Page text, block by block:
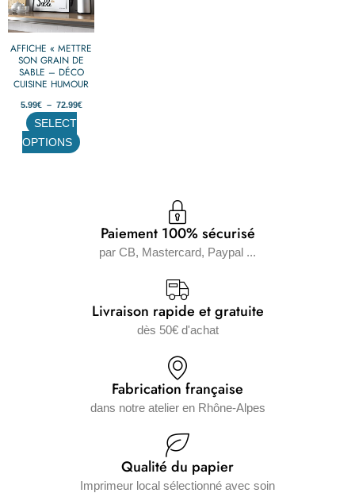
AFFICHE « METTRE
SON GRAIN DE
SABLE – DÉCO
CUISINE HUMOUR
5.99€ – 72.99€
72.99€
SELECT
OPTIONS
plusieurs
variations.
Les
options
peuvent
être
choisies
sur
Paiement 100% sécurisé
par CB, Mastercard, Paypal ...
Livraison rapide et gratuite
dès 50€ d'achat
Fabrication française
dans notre atelier en Rhône-Alpes
Qualité du papier
Imprimeur local sélectionné avec soin